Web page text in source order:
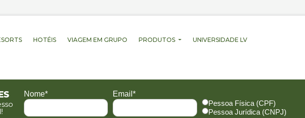
HOTÉIS VIAGEM EM GRUPO PRODUTOS UNIVERSIDADE LV
Nome*
Email*
Pessoa Física (CPF)
Pessoa Jurídica (CNPJ)